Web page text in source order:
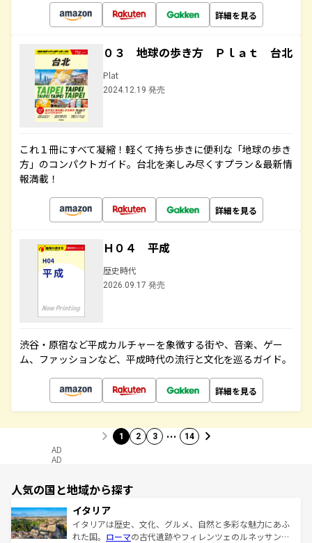
詳細を見る
０３ 地球の歩き方 Ｐｌａｔ 台北
Plat
2024.12.19 発売
これ１冊にすべて凝縮！軽くて持ち歩きに便利な「地球の歩き
方」のコンパクトガイド。台北を楽しみ尽くすプラン＆最新情
報満載！
詳細を見る
Ｈ０４ 平成
歴史時代
2026.09.17 発売
渋谷・原宿など平成カルチャーを象徴する街や、音楽、ゲー
ム、ファッションなど、平成時代の流行と文化を巡るガイド。
詳細を見る
1 2 3 … 14
AD
AD
人気の国と地域から探す
イタリア
イタリアは歴史、文化、グルメ、自然と多彩な魅力にあふ
れた国。 ローマの古代遺跡やフィレンツェのルネッサンス